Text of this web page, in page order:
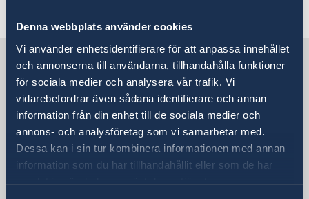
Denna webbplats använder cookies
Vi använder enhetsidentifierare för att anpassa innehållet
och annonserna till användarna, tillhandahålla funktioner
för sociala medier och analysera vår trafik. Vi
vidarebefordrar även sådana identifierare och annan
information från din enhet till de sociala medier och
annons- och analysföretag som vi samarbetar med.
Dessa kan i sin tur kombinera informationen med annan
information som du har tillhandahållit eller som de har
samlat in när du har använt deras tjänster.
« 1 2 ... 4 5 6 7 8 ...
联系瑞典驻上海总领事馆
咨询签证、工作和居留许可相关问题
访问总领事馆
中国上海市淮海中路381号
上海中环广场15楼
瑞典驻上海总领事馆